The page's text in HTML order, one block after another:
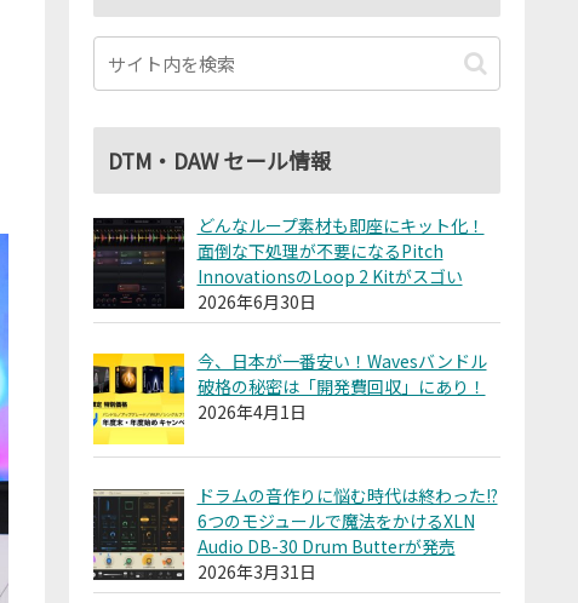
DTM・DAW セール情報
どんなループ素材も即座にキット化！
面倒な下処理が不要になるPitch
InnovationsのLoop 2 Kitがスゴい
2026年6月30日
今、日本が一番安い！Wavesバンドル
破格の秘密は「開発費回収」にあり！
2026年4月1日
ドラムの音作りに悩む時代は終わった!?
6つのモジュールで魔法をかけるXLN
Audio DB-30 Drum Butterが発売
2026年3月31日